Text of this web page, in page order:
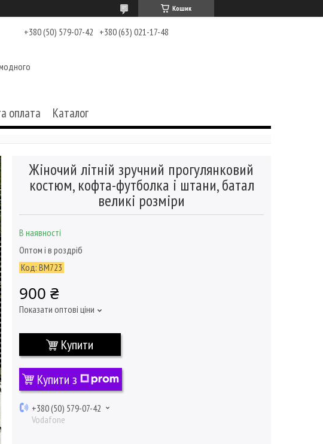
Кошик
+380 (50) 579-07-42 +380 (63) 021-17-48
оплата Каталог
Жіночий літній зручний прогулянковий
костюм, кофта-футболка і штани, батал
великі розміри
В наявності
Оптом і в роздріб
Код: ВМ723
900 ₴
Показати оптові ціни
Купити
Купити з
+380 (50) 579-07-42
Vodafone